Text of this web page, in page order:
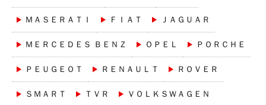
ＭＡＳＥＲＡＴＩ ＦＩＡＴ ＪＡＧＵＡＲ
ＭＥＲＣＥＤＥＳ ＢＥＮＺ ＯＰＥＬ ＰＯＲＣＨＥ
ＰＥＵＧＥＯＴ ＲＥＮＡＵＬＴ ＲＯＶＥＲ
ＳＭＡＲＴ ＴＶＲ ＶＯＬＫＳＷＡＧＥＮ